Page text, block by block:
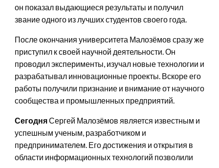
он показал выдающиеся результаты и получил
звание одного из лучших студентов своего года.
После окончания университета Малозёмов сразу же
приступил к своей научной деятельности. Он
проводил эксперименты, изучал новые технологии и
разрабатывал инновационные проекты. Вскоре его
работы получили признание и внимание от научного
сообщества и промышленных предприятий.
СегодняСергей Малозёмов является известным и
успешным ученым, разработчиком и
предпринимателем. Его достижения и открытия в
области информационных технологий позволили